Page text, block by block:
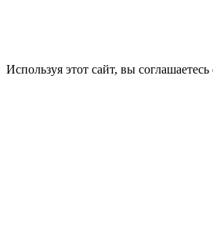
Используя этот сайт, вы